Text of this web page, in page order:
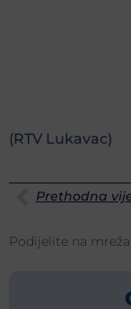
(RTV Lukavac)
Prethodna
Podijelite na